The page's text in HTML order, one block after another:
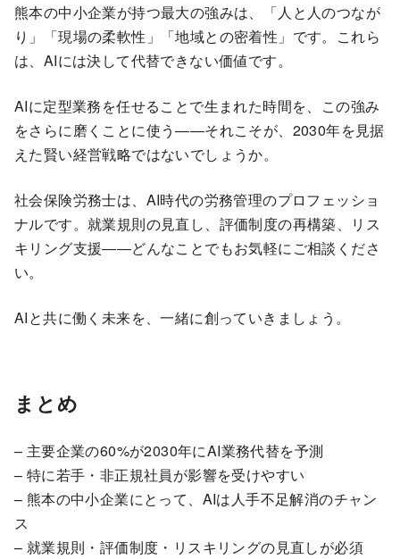
熊本の中小企業が持つ最大の強みは、「人と人のつなが
り」「現場の柔軟性」「地域との密着性」です。これら
は、AIには決して代替できない価値です。
AIに定型業務を任せることで生まれた時間を、この強み
をさらに磨くことに使う――それこそが、2030年を見据
えた賢い経営戦略ではないでしょうか。
社会保険労務士は、AI時代の労務管理のプロフェッショ
ナルです。就業規則の見直し、評価制度の再構築、リス
キリング支援――どんなことでもお気軽にご相談くださ
い。
AIと共に働く未来を、一緒に創っていきましょう。
まとめ
– 主要企業の60%が2030年にAI業務代替を予測
– 特に若手・非正規社員が影響を受けやすい
– 熊本の中小企業にとって、AIは人手不足解消のチャン
ス
– 就業規則・評価制度・リスキリングの見直しが必須